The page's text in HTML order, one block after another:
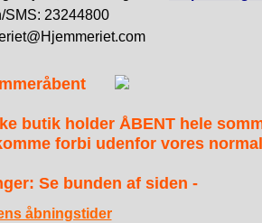
SMS: 23244800
butik holder ÅBENT hele
forbi udenfor vores
Se bunden af siden -
åbningstider